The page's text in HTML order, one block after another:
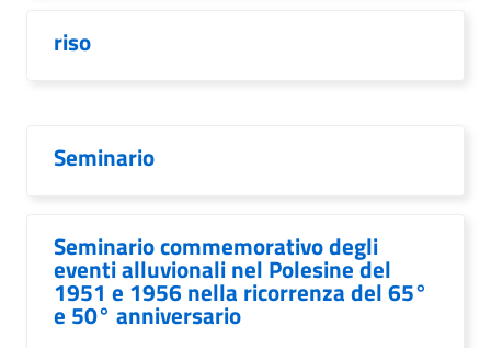
riso
Seminario
Seminario commemorativo degli
eventi alluvionali nel Polesine del
1951 e 1956 nella ricorrenza del 65°
e 50° anniversario